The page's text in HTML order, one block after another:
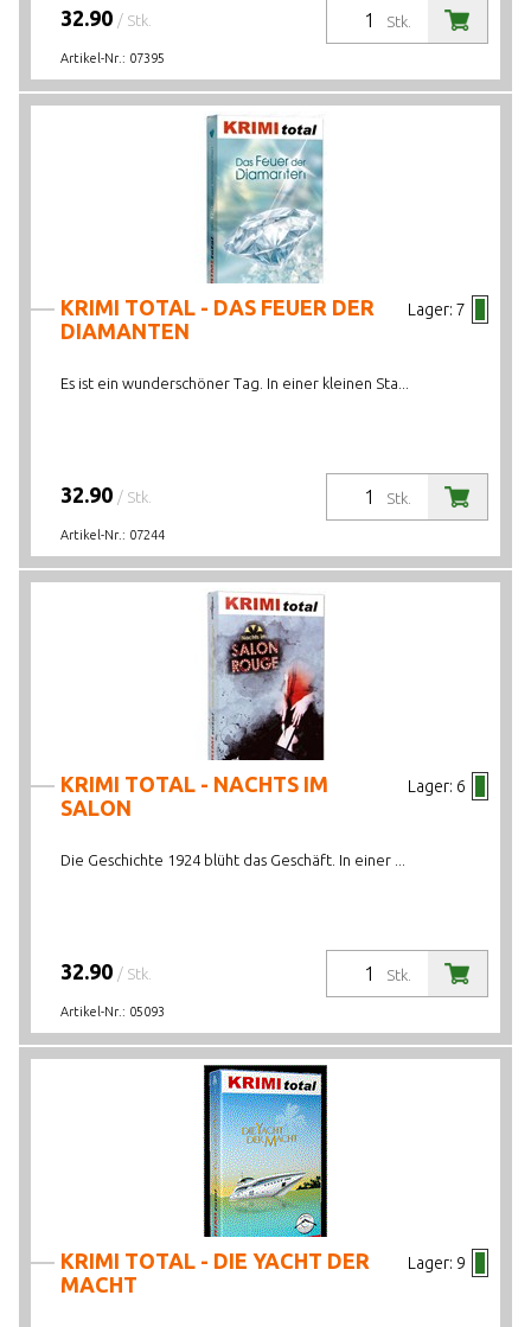
Stk.
32.90 / Stk.
Artikel-Nr.: 07395
Lager: 7
KRIMI TOTAL - DAS FEUER DER
DIAMANTEN
Es ist ein wunderschöner Tag. In einer kleinen Sta...
Stk.
32.90 / Stk.
Artikel-Nr.: 07244
Lager: 6
KRIMI TOTAL - NACHTS IM
SALON
Die Geschichte 1924 blüht das Geschäft. In einer ...
Stk.
32.90 / Stk.
Artikel-Nr.: 05093
Lager: 9
KRIMI TOTAL - DIE YACHT DER
MACHT